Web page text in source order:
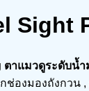
Sight
ตาแมวดูระดับน้
ช่องมองถังกวน